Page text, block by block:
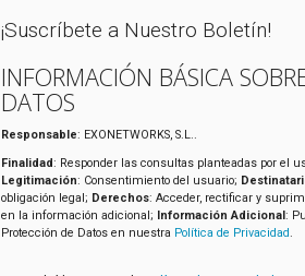
¡Suscríbete a Nuestro Boletín!
INFORMACIÓN BÁSICA
DATOS
Responsable: EXONETWORKS, S.L..
Finalidad: Responder las consultas planteadas por el
Legitimación: Consentimiento del usuario;
obligación legal; Derechos: Acceder, rectificar y
en la información adicional; Información Adicional:
Protección de Datos en nuestra Política de Privacidad.